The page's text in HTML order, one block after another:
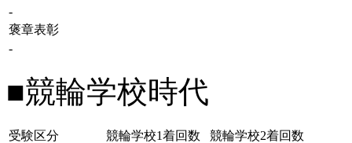
-
褒章表彰
-
■競輪学校時代
受験区分 競輪学校1着回数
競輪学校2着回数